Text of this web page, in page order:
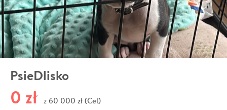
PsieDlisko
0 zł z 60 000 zł (Cel)